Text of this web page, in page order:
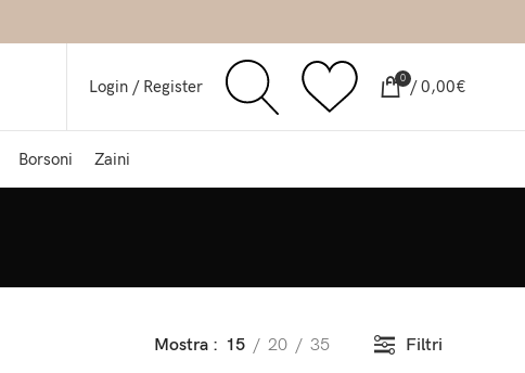
Login / Register 0 / 0,00€
Borsoni Zaini
Mostra 15 20 35 Filtri